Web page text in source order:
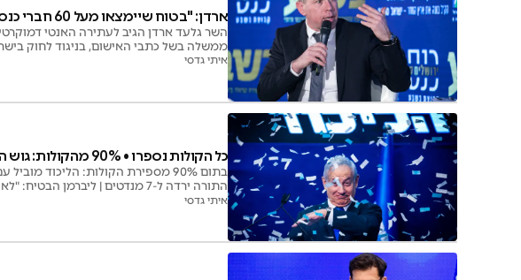
ארדן: "בטוח שיימצאו מעל 60 חברי כנסת להקמת ממשלה"
השר גלעד ארדן הגיב לעתירה האנטי
ממשלה בשל כתבי האישום, בניגוד לחוק
איתי גדסי
כל הקולות נספרו • 90% מהקולות: גוש הימין - 59, שמאל ערבים - 54
התורה ירדה ל-7 מנדטים | ליברמן הבטיח: "לא יהיו בחירות רביעיות ולא אשב עם החרדים"
איתי גדסי